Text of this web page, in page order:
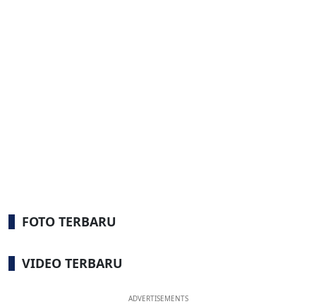
FOTO TERBARU
VIDEO TERBARU
ADVERTISEMENTS